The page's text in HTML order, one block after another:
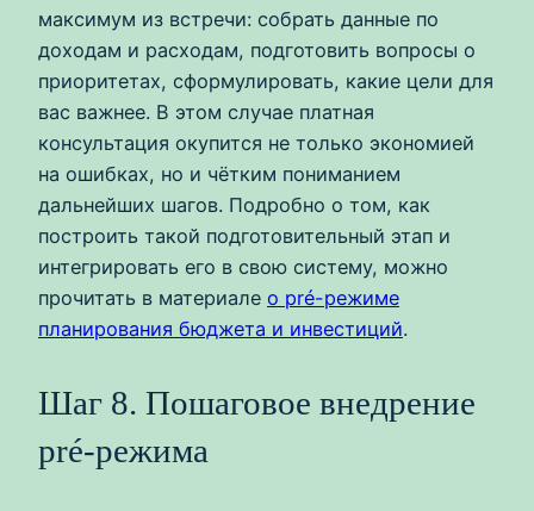
максимум из встречи: собрать данные по
доходам и расходам, подготовить вопросы о
приоритетах, сформулировать, какие цели для
вас важнее. В этом случае платная
консультация окупится не только экономией
на ошибках, но и чётким пониманием
дальнейших шагов. Подробно о том, как
построить такой подготовительный этап и
интегрировать его в свою систему, можно
прочитать в материале о pré-режиме
планирования бюджета и инвестиций.
Шаг 8. Пошаговое внедрение
pré-режима